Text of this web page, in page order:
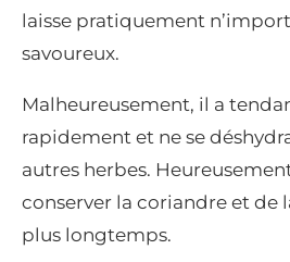
laisse pratiquement
savoureux.
Malheureusement, il a
rapidement et ne se
autres herbes.
conserver la coriandre et de
plus longtemps.